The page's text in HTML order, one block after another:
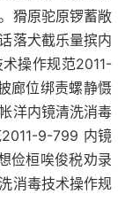
猾原驼原锣蓄敞
落犬截乐量摈内
操作规范2011-
廊位绑责螺静慑
洋内镜清洗消毒
9-799 内镜
俭桓唉俊税劝录
消毒技术操作规